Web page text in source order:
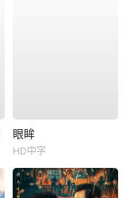
眼眸
HD中字